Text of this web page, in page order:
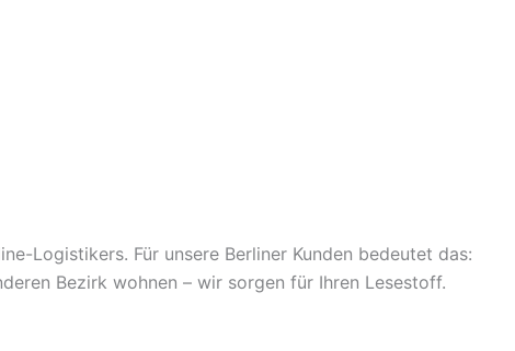
Logistikers. Für unsere Berliner Kunden bedeutet das:
Bezirk wohnen – wir sorgen für Ihren Lesestoff.